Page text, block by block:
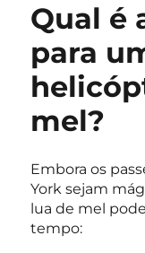
Qual é
para
mel?
Embora os
York sejam
lua de mel
tempo: